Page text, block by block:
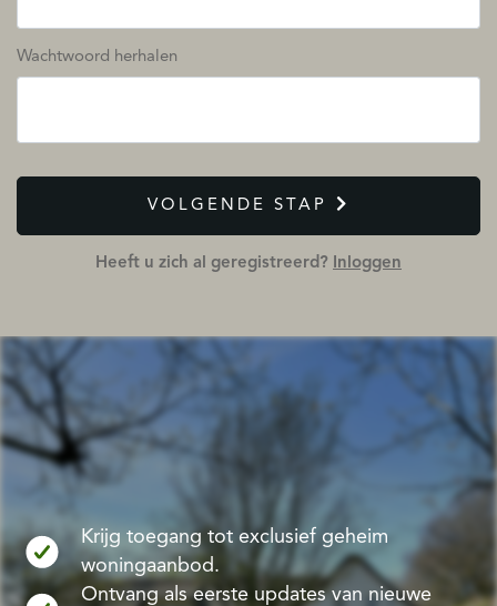
Wachtwoord herhalen
VOLGENDE STAP
Heeft u zich al geregistreerd? Inloggen
Krijg toegang tot exclusief geheim
woningaanbod.
Ontvang als eerste updates van nieuwe